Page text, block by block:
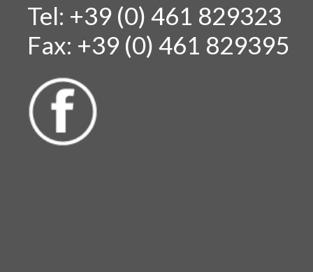
Tel: +39 (0) 461 829323
Fax: +39 (0) 461 829395